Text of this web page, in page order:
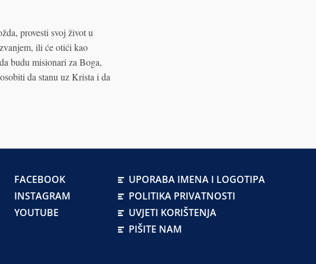
provesti svoj život u
ili će otići kao
budu misionari za Boga,
da stanu uz Krista i da
FACEBOOK
INSTAGRAM
YOUTUBE
UPORABA IMENA I LOGOTIPA
POLITIKA PRIVATNOSTI
UVJETI KORIŠTENJA
PIŠITE NAM